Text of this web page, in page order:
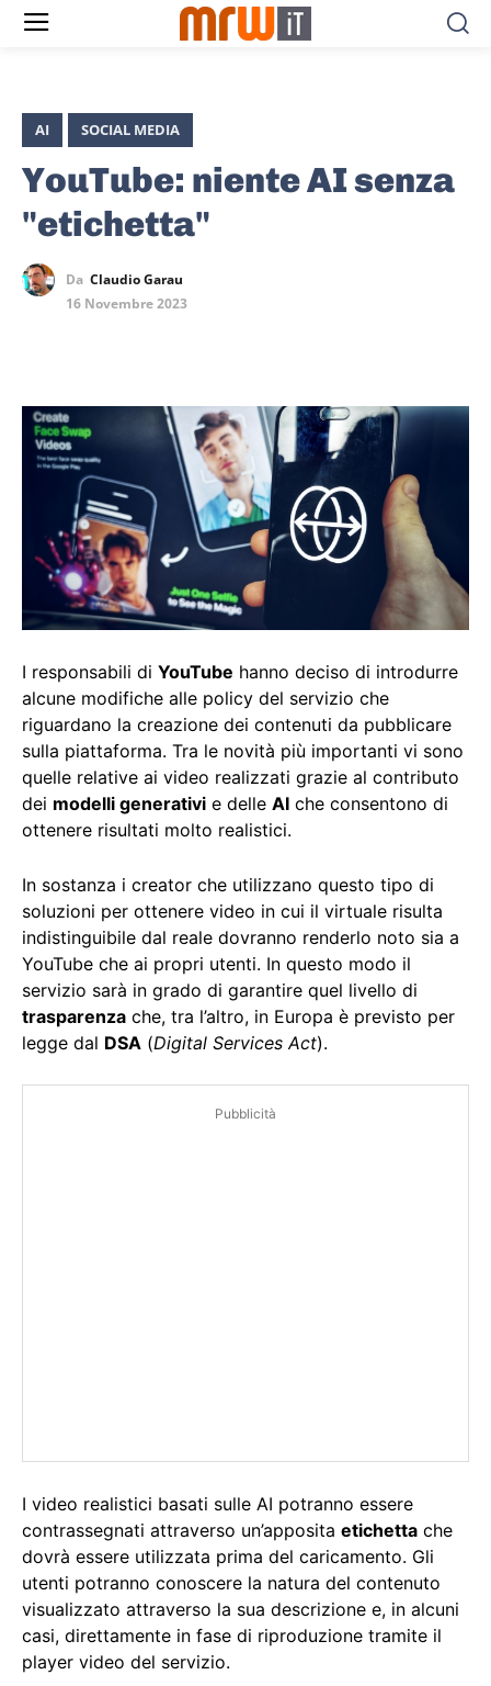
AI SOCIAL MEDIA
YouTube: niente AI senza
"etichetta"
Da Claudio Garau
16 Novembre 2023
I responsabili di YouTube hanno deciso di introdurre
alcune modifiche alle policy del servizio che
riguardano la creazione dei contenuti da pubblicare
sulla piattaforma. Tra le novità più importanti vi sono
quelle relative ai video realizzati grazie al contributo
dei modelli generativi e delle AI che consentono di
ottenere risultati molto realistici.
In sostanza i creator che utilizzano questo tipo di
soluzioni per ottenere video in cui il virtuale risulta
indistinguibile dal reale dovranno renderlo noto sia a
YouTube che ai propri utenti. In questo modo il
servizio sarà in grado di garantire quel livello di
trasparenza che, tra l’altro, in Europa è previsto per
legge dal DSA (Digital Services Act).
Pubblicità
I video realistici basati sulle AI potranno essere
contrassegnati attraverso un’apposita etichetta che
dovrà essere utilizzata prima del caricamento. Gli
utenti potranno conoscere la natura del contenuto
visualizzato attraverso la sua descrizione e, in alcuni
casi, direttamente in fase di riproduzione tramite il
player video del servizio.